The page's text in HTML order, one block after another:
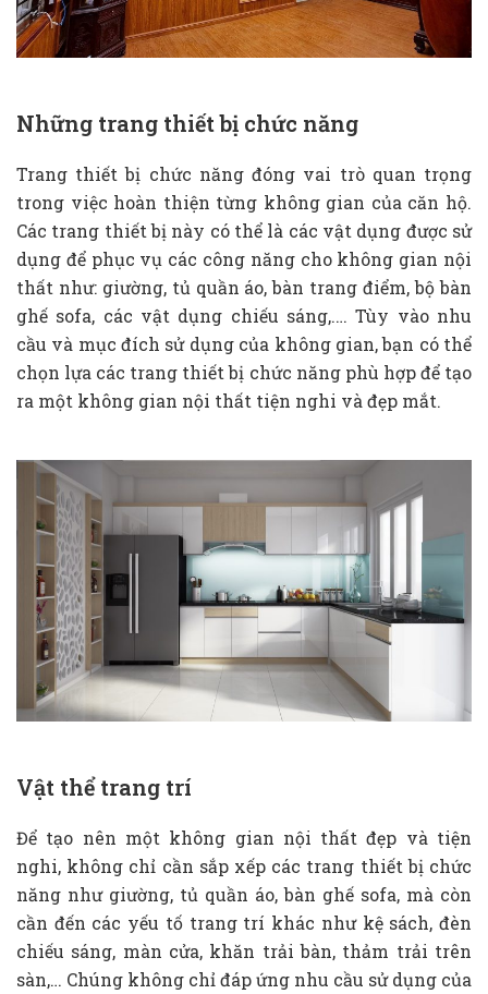
Những trang thiết bị chức năng
Trang thiết bị chức năng đóng vai trò quan trọng
trong việc hoàn thiện từng không gian của căn hộ.
Các trang thiết bị này có thể là các vật dụng được sử
dụng để phục vụ các công năng cho không gian nội
thất như: giường, tủ quần áo, bàn trang điểm, bộ bàn
ghế sofa, các vật dụng chiếu sáng,.… Tùy vào nhu
cầu và mục đích sử dụng của không gian, bạn có thể
chọn lựa các trang thiết bị chức năng phù hợp để tạo
ra một không gian nội thất tiện nghi và đẹp mắt.
Vật thể trang trí
Để tạo nên một không gian nội thất đẹp và tiện
nghi, không chỉ cần sắp xếp các trang thiết bị chức
năng như giường, tủ quần áo, bàn ghế sofa, mà còn
cần đến các yếu tố trang trí khác như kệ sách, đèn
chiếu sáng, màn cửa, khăn trải bàn, thảm trải trên
sàn,… Chúng không chỉ đáp ứng nhu cầu sử dụng của